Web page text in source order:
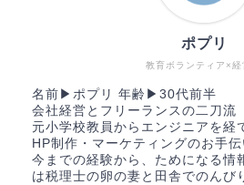
教育ボランティア×経
ポプリ
名前▶︎ポプリ 年齢▶︎30代前半
会社経営とフリーランスの二刀流
元小学校教員からエンジニアを経
HP制作・マーケティングのお手伝
今までの経験から、ためになる情
は税理士の卵の妻と田舎でのんび